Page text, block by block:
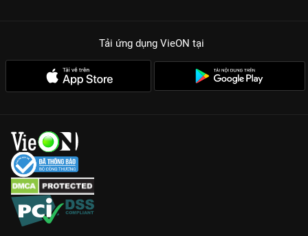
Tải ứng dụng VieON tại